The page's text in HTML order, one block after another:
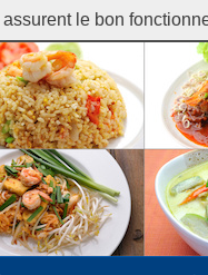
assurent le bon